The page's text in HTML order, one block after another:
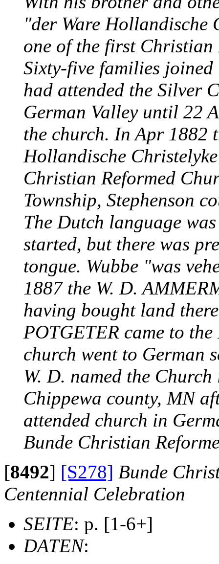
"der Ware Hollandische
one of the first Christian
Sixty-five families
had attended the Silver
German Valley until 22
the church. In Apr 1882
Hollandische
Christian Reformed
Township, Stephenson
The Dutch language
started, but there was
tongue. Wubbe "was
1887 the W. D.
having bought land
POTGETER came to
church went to German
W. D. named the
Chippewa county, MN
attended church in
Bunde Christian
[8492] [S278] Bunde
Centennial Celebration
SEITE: p. [1-6+]
DATEN: